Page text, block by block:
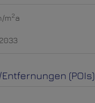
m2a
(POIs)